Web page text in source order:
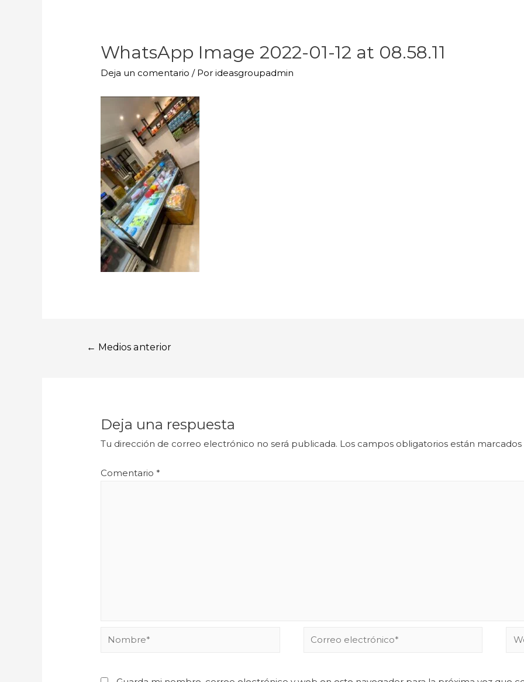
WhatsApp Image 2022-01-12 at 08.58.11
Deja un comentario / Porideasgroupadmin
← Medios anterior
Deja una respuesta
Tu dirección de correo electrónico no será publicada. Los campos obligatorios están
Comentario*